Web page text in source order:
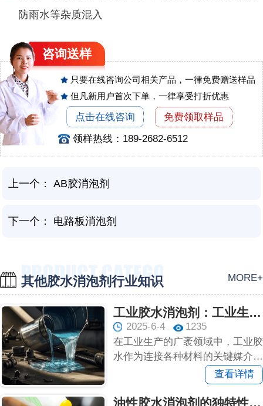
防雨水等杂质混入
咨询送样
只要在线咨询公司相关产品，一律免费赠送样品
但凡新用户首次下单，一律享受打折优惠
点击在线咨询
免费领取样品
领样热线：189-2682-6512
上一个： AB胶消泡剂
下一个： 电路板消泡剂
其他胶水消泡剂行业知识 MORE+
工业胶水消泡剂：工业生产中胶水应用的得力助手
2025-6-4
1235
在工业生产的广袤领域中，工业胶
水作为连接各种材料的关键媒介，
发挥着不可或缺的作用。从电子
查看详情
油性胶水消泡剂的独特性能及应用优势